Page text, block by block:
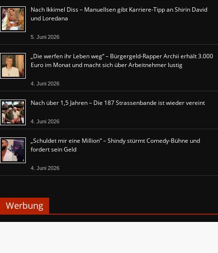
Nach Ikkimel Diss – Manuellsen gibt Karriere-Tipp an Shirin David
und Loredana
5. Juni 2026
„Die werfen ihr Leben weg“ – Bürgergeld-Rapper Archii erhält 3.000
Euro im Monat und macht sich über Arbeitnehmer lustig
4. Juni 2026
Nach über 1,5 Jahren – Die 187 Strassenbande ist wieder vereint
4. Juni 2026
„Schuldet mir eine Million“ – Shindy stürmt Comedy-Bühne und
fordert sein Geld
4. Juni 2026
Werbung